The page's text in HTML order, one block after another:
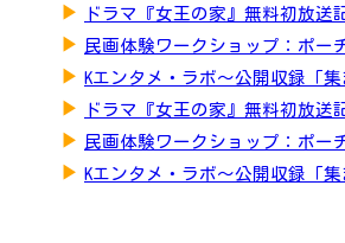
▶ ドラマ『女王の家』無料初放送
▶ 民画体験ワークショップ：ポー
▶ Kエンタメ・ラボ～公開収録「集
▶ ドラマ『女王の家』無料初放送
▶ 民画体験ワークショップ：ポー
▶ Kエンタメ・ラボ～公開収録「集